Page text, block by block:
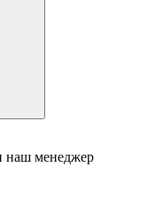
наш менеджер